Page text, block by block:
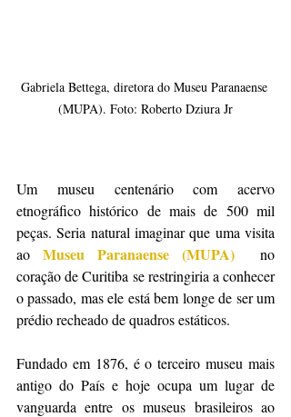
Gabriela Bettega, diretora do Museu Paranaense
(MUPA). Foto: Roberto Dziura Jr
Um museu centenário com acervo
etnográfico histórico de mais de 500 mil
peças. Seria natural imaginar que uma visita
ao
Museu Paranaense (MUPA)
no
coração de Curitiba se restringiria a conhecer
o passado, mas ele está bem longe de ser um
prédio recheado de quadros estáticos.
Fundado em 1876, é o terceiro museu mais
antigo do País e hoje ocupa um lugar de
vanguarda entre os museus brasileiros ao